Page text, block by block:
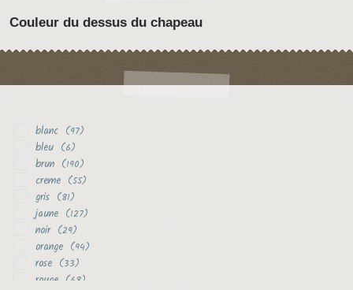
Couleur du dessus du chapeau
blanc (97)
bleu (6)
brun (190)
creme (55)
gris (81)
jaune (127)
noir (29)
orange (94)
rose (33)
rouge (68)